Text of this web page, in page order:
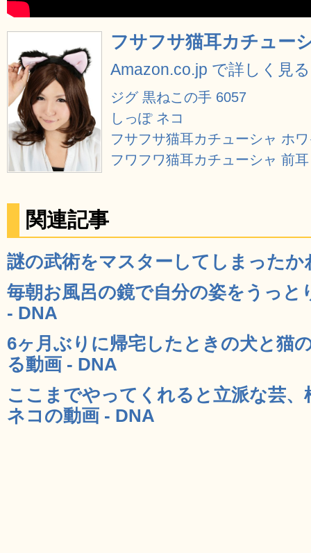
フサフサ猫耳カチュー
Amazon.co.jp で詳しく見る
ジグ 黒ねこの手 6057
しっぽ ネコ
フサフサ猫耳カチューシャ ホ
フワフワ猫耳カチューシャ 前
関連記事
謎の武術をマスターしてしまった
毎朝お風呂の鏡で自分の姿をうっと
- DNA
6ヶ月ぶりに帰宅したときの犬と猫
る動画 - DNA
ここまでやってくれると立派な芸
ネコの動画 - DNA